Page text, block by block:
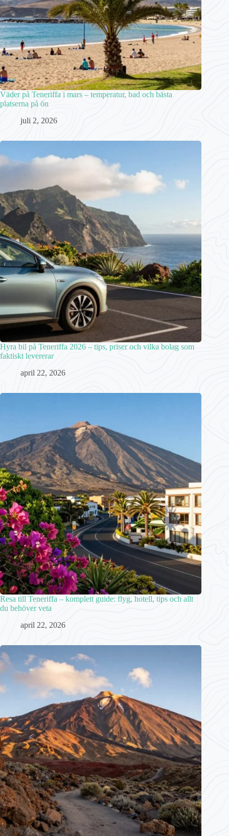
Väder på Teneriffa i mars – temperatur, bad och bästa
platserna på ön
juli 2, 2026
Hyra bil på Teneriffa 2026 – tips, priser och vilka bolag som
faktiskt levererar
april 22, 2026
Resa till Teneriffa – komplett guide: flyg, hotell, tips och allt
du behöver veta
april 22, 2026